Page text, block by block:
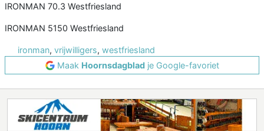
IRONMAN 70.3 Westfriesland
IRONMAN 5150 Westfriesland
ironman, vrijwilligers, westfriesland
Maak Hoornsdagbladje Google-favoriet